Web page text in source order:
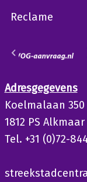
Reclame
Adresgegevens
Koelmalaan 350
1812 PS Alkmaar
Tel. +31 (0)72-